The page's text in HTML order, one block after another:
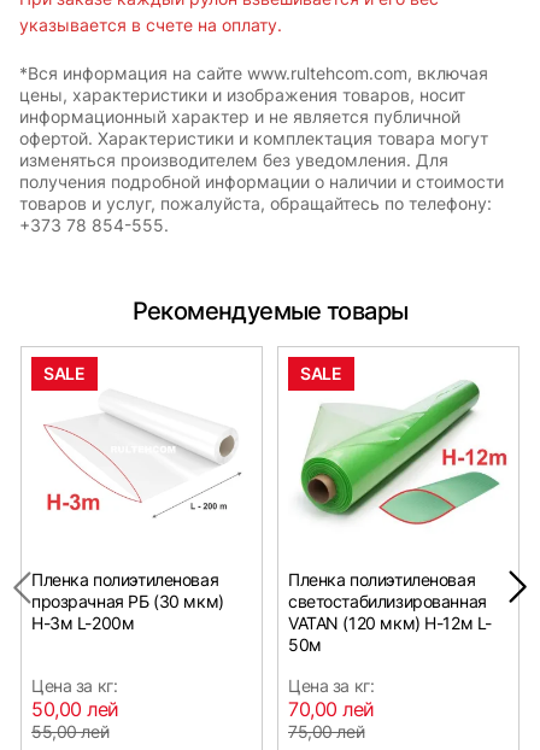
указывается в счете на оплату.
*Вся информация на сайте www.rultehcom.com, включая
цены, характеристики и изображения товаров, носит
информационный характер и не является публичной
офертой. Характеристики и комплектация товара могут
изменяться производителем без уведомления. Для
получения подробной информации о наличии и стоимости
товаров и услуг, пожалуйста, обращайтесь по телефону:
+373 78 854-555.
Рекомендуемые товары
SALE
Пленка полиэтиленовая
прозрачная РБ (30 мкм)
Н-3м L-200м
Цена за кг:
50,00 лей
55,00 лей
SALE
Пленка полиэтиленовая
светостабилизированная
VATAN (120 мкм) Н-12м L-
50м
Цена за кг:
70,00 лей
75,00 лей